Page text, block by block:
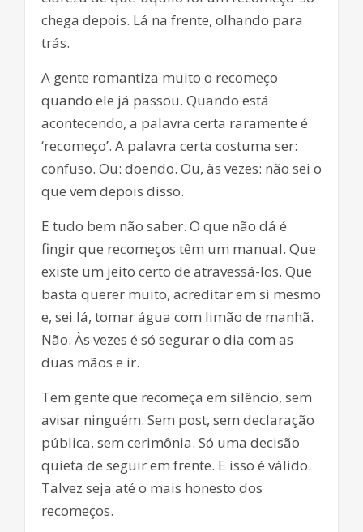
chega depois. Lá na frente, olhando para
trás.
A gente romantiza muito o recomeço
quando ele já passou. Quando está
acontecendo, a palavra certa raramente é
‘recomeço’. A palavra certa costuma ser:
confuso. Ou: doendo. Ou, às vezes: não sei o
que vem depois disso.
E tudo bem não saber. O que não dá é
fingir que recomeços têm um manual. Que
existe um jeito certo de atravessá-los. Que
basta querer muito, acreditar em si mesmo
e, sei lá, tomar água com limão de manhã.
Não. Às vezes é só segurar o dia com as
duas mãos e ir.
Tem gente que recomeça em silêncio, sem
avisar ninguém. Sem post, sem declaração
pública, sem cerimônia. Só uma decisão
quieta de seguir em frente. E isso é válido.
Talvez seja até o mais honesto dos
recomeços.